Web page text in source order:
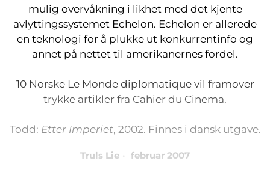
mulig overvåkning i likhet med det kjente
avlyttingssystemet Echelon. Echelon er allerede
en teknologi for å plukke ut konkurrentinfo og
annet på nettet til amerikanernes fordel.
10 Norske Le Monde diplomatique vil framover
trykke artikler fra Cahier du Cinema.
Todd: Etter Imperiet, 2002. Finnes i dansk utgave.
Truls Lie februar 2007